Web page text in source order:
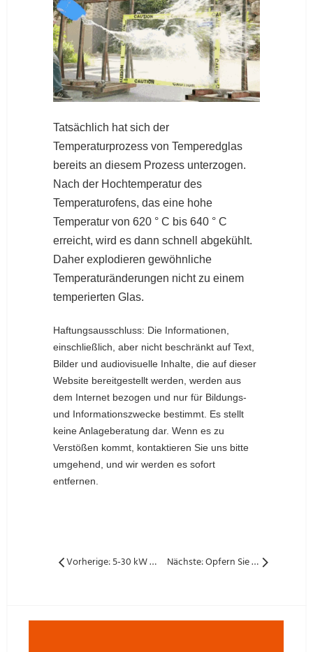
Tatsächlich hat sich der
Temperaturprozess von Temperedglas
bereits an diesem Prozess unterzogen.
Nach der Hochtemperatur des
Temperaturofens, das eine hohe
Temperatur von 620 ° C bis 640 ° C
erreicht, wird es dann schnell abgekühlt.
Daher explodieren gewöhnliche
Temperaturänderungen nicht zu einem
temperierten Glas.
Haftungsausschluss: Die Informationen,
einschließlich, aber nicht beschränkt auf Text,
Bilder und audiovisuelle Inhalte, die auf dieser
Website bereitgestellt werden, werden aus
dem Internet bezogen und nur für Bildungs-
und Informationszwecke bestimmt. Es stellt
keine Anlageberatung dar. Wenn es zu
Verstößen kommt, kontaktieren Sie uns bitte
umgehend, und wir werden es sofort
entfernen.
Vorherige: 5-30 kW Solar Power System Designzeichnungen öffentliche Offenlegung Nächste: Opfern Sie 20% Generation für den 4 -fachen Umsatzschub!